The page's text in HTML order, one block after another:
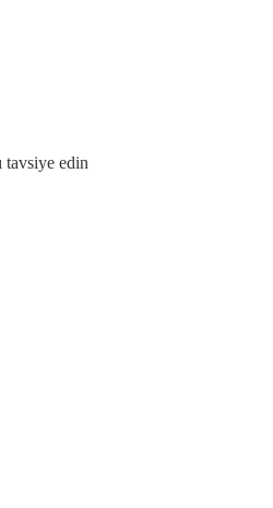
tavsiye edin